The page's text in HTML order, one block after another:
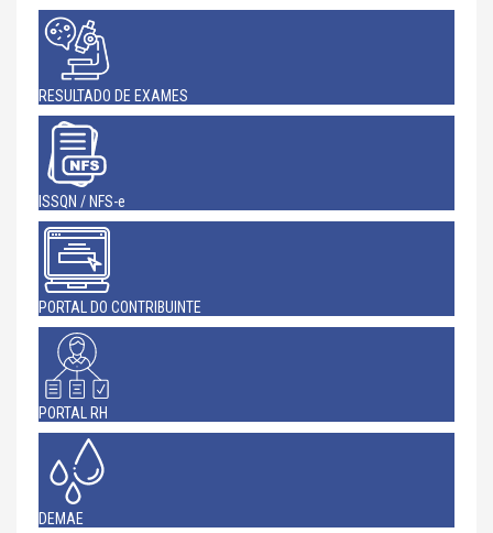
RESULTADO DE EXAMES
ISSQN / NFS-e
PORTAL DO CONTRIBUINTE
PORTAL RH
DEMAE